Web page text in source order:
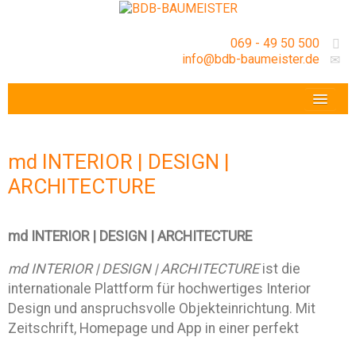
069 - 49 50 500
info@bdb-baumeister.de
GESCHÄFTSSTELLE
md INTERIOR | DESIGN |
ARCHITECTURE
md INTERIOR | DESIGN | ARCHITECTURE
md INTERIOR | DESIGN | ARCHITECTUREist die
internationale Plattform für hochwertiges Interior
Design und anspruchsvolle Objekteinrichtung. Mit
Zeitschrift, Homepage und App in einer perfekt